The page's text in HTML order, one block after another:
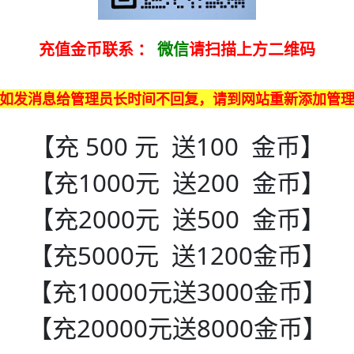
充值金币联系 ： 微信请扫描上方二维码
发消息给管理员长时间不回复，请到网站重新添加管理
【充 500 元 送100 金币】
【充1000元 送200 金币】
【充2000元 送500 金币】
【充5000元 送1200金币】
【充10000元送3000金币】
【充20000元送8000金币】